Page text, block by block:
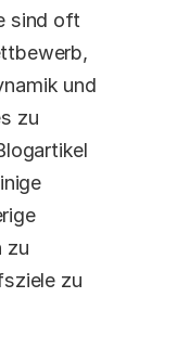
sind oft
und
zu
zu
zu